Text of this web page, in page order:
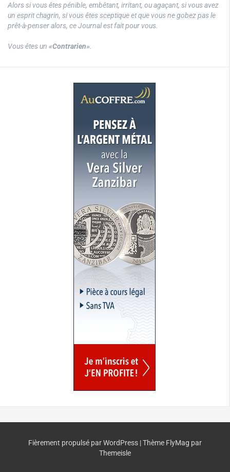
Alors si vous êtes pénible, embêtant, irritant, ou agaçant, si vous avez
un esprit chagrin, si vous êtes sceptique et que vous ne gobez pas le
prêt-à-penser alors, ce Journal est fait pour vous.
Vous êtes un «Contrarien».
Fièrement propulsé par WordPress |Thème FlyMag par
Themeisle